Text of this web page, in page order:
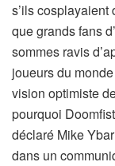
s’ils cosplayaient
que grands fans
sommes ravis
joueurs du
vision optimiste
pourquoi
déclaré Mike
dans un